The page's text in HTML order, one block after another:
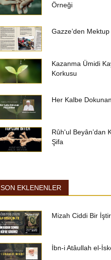
Örneği
Gazze’den Mektup
Kazanma Ümidi
Korkusu
Her Kalbe
Rûh'ul Beyân’dan
Şifa
SON EKLENENLER
Mizah Ciddi Bir İştir
İbn-i Atâullah el-